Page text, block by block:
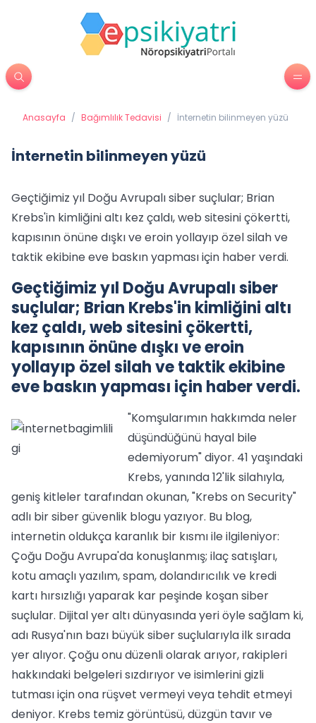
Anasayfa / Bağımlılık Tedavisi / İnternetin bilinmeyen yüzü
İnternetin bilinmeyen yüzü
Geçtiğimiz yıl Doğu Avrupalı siber suçlular; Brian
Krebs'in kimliğini altı kez çaldı, web sitesini çökertti,
kapısının önüne dışkı ve eroin yollayıp özel silah ve
taktik ekibine eve baskın yapması için haber verdi.
Geçtiğimiz yıl Doğu Avrupalı siber
suçlular; Brian Krebs'in kimliğini altı
kez çaldı, web sitesini çökertti,
kapısının önüne dışkı ve eroin
yollayıp özel silah ve taktik ekibine
eve baskın yapması için haber verdi.
"Komşularımın hakkımda neler
düşündüğünü hayal bile
edemiyorum" diyor. 41 yaşındaki
Krebs, yanında 12'lik silahıyla,
geniş kitleler tarafından okunan, "Krebs on Security"
adlı bir siber güvenlik blogu yazıyor. Bu blog,
internetin oldukça karanlık bir kısmı ile ilgileniyor:
Çoğu Doğu Avrupa'da konuşlanmış; ilaç satışları,
kotu amaçlı yazılım, spam, dolandırıcılık ve kredi
kartı hırsızlığı yaparak kar peşinde koşan siber
suçlular. Dijital yer altı dünyasında yeri öyle sağlam ki,
adı Rusya'nın bazı büyük siber suçlularıyla ilk sırada
yer alıyor. Çoğu onu düzenli olarak arıyor, rakipleri
hakkındaki belgeleri sızdırıyor ve isimlerini gizli
tutması için ona rüşvet vermeyi veya tehdit etmeyi
deniyor. Krebs temiz görüntüsü, düzgün tavır ve